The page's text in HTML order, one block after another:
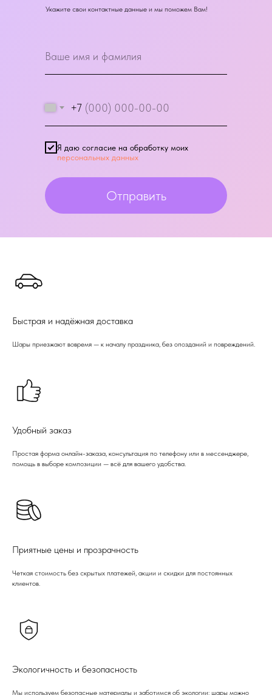
+7
Я даю согласие на обработку моих
персональных данных
Отправить
Укажите свои контактные данные и мы поможем Вам!
Быстрая и надёжная доставка
Шары приезжают вовремя — к началу праздника, без опозданий и повреждений.
Удобный заказ
Простая форма онлайн-заказа, консультация по телефону или в мессенджере,
помощь в выборе композиции — всё для вашего удобства.
Приятные цены и прозрачность
Четкая стоимость без скрытых платежей, акции и скидки для постоянных
клиентов.
Экологичность и безопасность
Мы используем безопасные материалы и заботимся об экологии: шары можно